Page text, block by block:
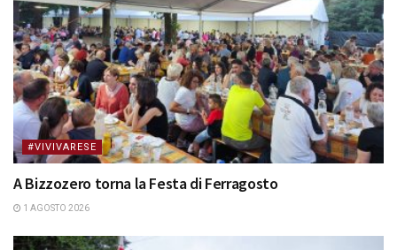
#VIVIVARESE
A Bizzozero torna la Festa di Ferragosto
1 AGOSTO 2026